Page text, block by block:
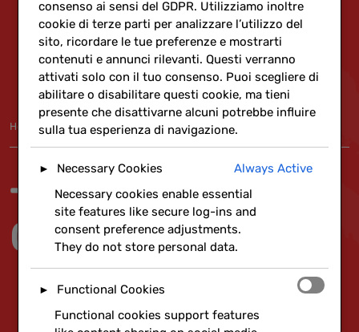
Home » Rete
To.o.l – Torino
Open Lab
consenso ai sensi del GDPR. Utilizziamo inoltre
cookie di terze parti per analizzare l’utilizzo del
sito, ricordare le tue preferenze e mostrarti
contenuti e annunci rilevanti. Questi verranno
attivati solo con il tuo consenso. Puoi scegliere di
abilitare o disabilitare questi cookie, ma tieni
presente che disattivarne alcuni potrebbe influire
sulla tua esperienza di navigazione.
► Necessary Cookies
Always Active
Necessary cookies enable essential
site features like secure log-ins and
consent preference adjustments.
They do not store personal data.
►
Functional Cookies
Functional cookies support features